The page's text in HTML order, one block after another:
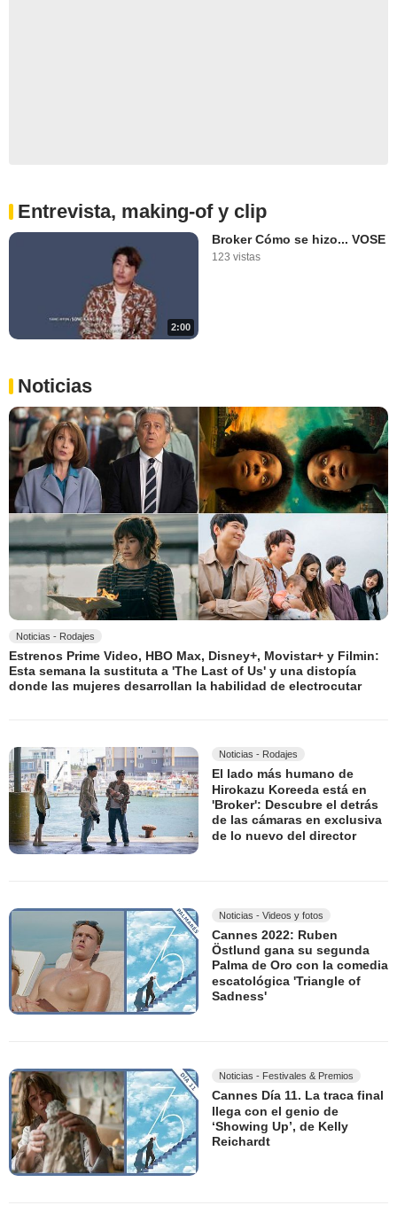
Entrevista, making-of y clip
2:00
Broker Cómo se hizo... VOSE
123 vistas
Noticias
Noticias - Rodajes
Estrenos Prime Video, HBO Max, Disney+, Movistar+ y Filmin:
Esta semana la sustituta a 'The Last of Us' y una distopía
donde las mujeres desarrollan la habilidad de electrocutar
Noticias - Rodajes
El lado más humano de
Hirokazu Koreeda está en
'Broker': Descubre el detrás
de las cámaras en exclusiva
de lo nuevo del director
Noticias - Videos y fotos
Cannes 2022: Ruben
Östlund gana su segunda
Palma de Oro con la comedia
escatológica 'Triangle of
Sadness'
Noticias - Festivales & Premios
Cannes Día 11. La traca final
llega con el genio de
‘Showing Up’, de Kelly
Reichardt